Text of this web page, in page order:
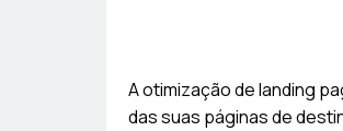
A otimização de landing
das suas páginas de